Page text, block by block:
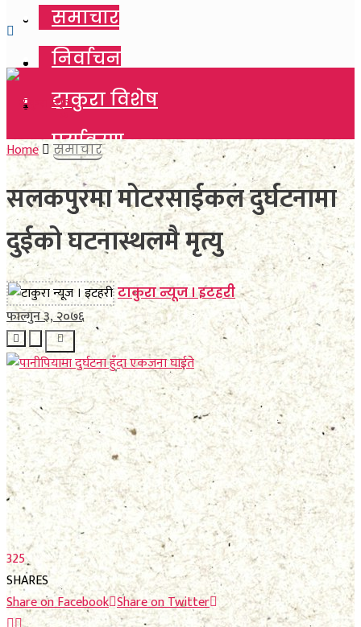
समाचार
निर्वाचन
टाकुरा विशेष
पर्यावरण
विचार
कला साहित्य
खेलकुद
विविध
अन्तर्वार्ता
मनाेरञ्जन
फाेटाे फिचर
निर्वाचन
भिजिट नेपाल
सम्पादकीय
स्थानीय निर्वाचन
समाचार
निर्वाचन
टाकुरा विशेष
पर्यावरण
विचार
कला साहित्य
खेलकुद
विविध
अन्तर्वार्ता
मनाेरञ्जन
फाेटाे फिचर
निर्वाचन
भिजिट नेपाल
सम्पादकीय
स्थानीय निर्वाचन
Home समाचार
सलकपुरमा मोटरसाईकल दुर्घटनामा
दुईको घटनास्थलमै मृत्यु
टाकुरा न्यूज । इटहरी
फाल्गुन ३, २०७६
325
SHARES
Share on Facebook Share on Twitter